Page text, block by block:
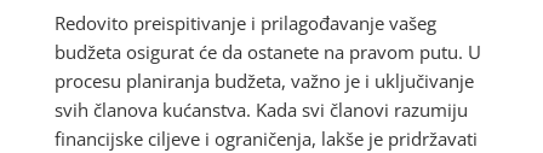
Redovito preispitivanje i prilagođavanje vašeg
budžeta osigurat će da ostanete na pravom putu. U
procesu planiranja budžeta, važno je i uključivanje
svih članova kućanstva. Kada svi članovi razumiju
financijske ciljeve i ograničenja, lakše je pridržavati